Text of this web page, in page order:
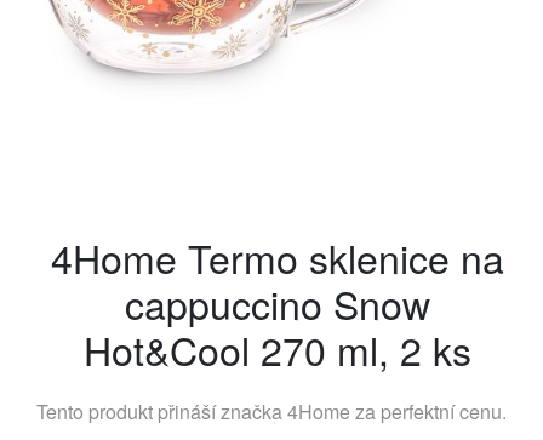
4Home Termo sklenice na
cappuccino Snow
Hot&Cool 270 ml, 2 ks
Tento produkt přináší značka4Home za perfektní cenu.